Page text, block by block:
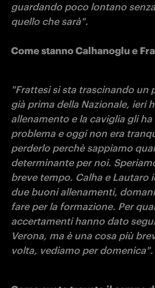
guardando poco lontano
Come stanno Calhanoglu e
"Frattesi si sta trascinando un
già prima della Nazionale, ieri
allenamento e la caviglia gli
problema e oggi non era
perderlo perchè sappiamo
determinante per noi.
breve tempo. Calha e Lautaro
due buoni allenamenti,
fare per la formazione. Per
accertamenti hanno dato
Verona, ma è una cosa più
volta, vediamo per domenica".